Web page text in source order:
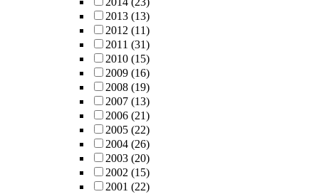
2013 (13)
2012 (11)
2011 (31)
2010 (15)
2009 (16)
2008 (19)
2007 (13)
2006 (21)
2005 (22)
2004 (26)
2003 (20)
2002 (15)
2001 (22)